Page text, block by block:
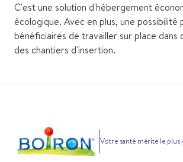
C'est une solution d'hébergement
écologique. Avec en plus, une possibilité
bénéficiaires de travailler sur place dans
des chantiers d'insertion.
Votre santé mérite le plus